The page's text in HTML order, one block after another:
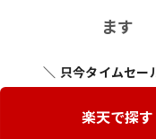
ます
＼ 只今タイムセー
楽天で探す